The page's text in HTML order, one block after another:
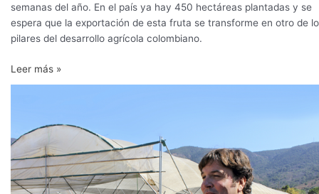
semanas del año. En el país ya hay 450 hectáreas plantadas y se
espera que la exportación de esta fruta se transforme en otro de
pilares del desarrollo agrícola colombiano.
Leer más »
arándano
para
una
industria
ya